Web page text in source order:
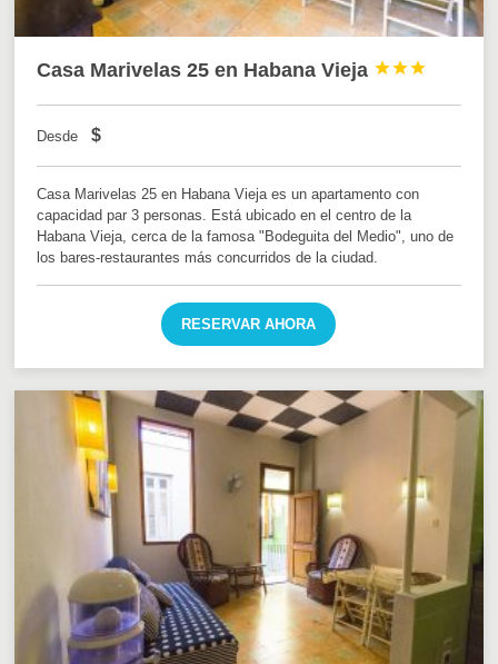
Casa Marivelas 25 en Habana Vieja 


Desde $
Casa Marivelas 25 en Habana Vieja es un apartamento con
capacidad par 3 personas. Está ubicado en el centro de la
Habana Vieja, cerca de la famosa "Bodeguita del Medio", uno de
los bares-restaurantes más concurridos de la ciudad.
RESERVAR AHORA